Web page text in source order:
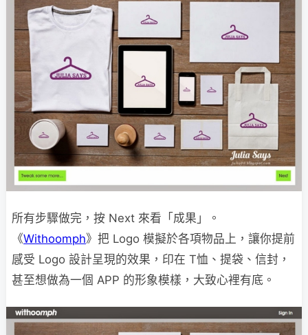
所有步驟做完，按 Next 來看「成果」。
《Withoomph》把 Logo 模擬於各項物品上，讓你提前
感受 Logo 設計呈現的效果，印在 T恤、提袋、信封，
甚至想做為一個 APP 的形象模樣，大致心裡有底。